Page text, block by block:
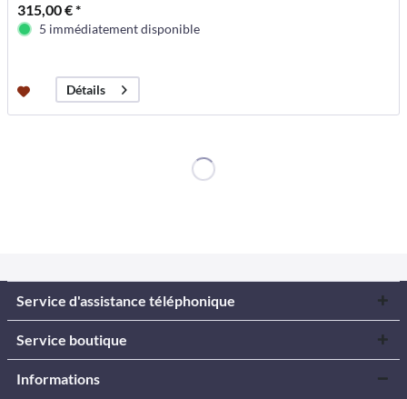
315,00 € *
5 immédiatement disponible
Détails
Service d'assistance téléphonique
Service boutique
Informations